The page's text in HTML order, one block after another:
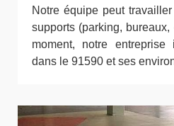
Notre équipe peut
supports (parking,
moment, notre entreprise
dans le 91590 et ses